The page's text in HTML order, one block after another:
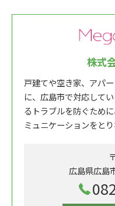
株式
戸建てや空き家、アパ
に、広島市で対応して
るトラブルを防ぐため
ミュニケーションをと
広島県広島